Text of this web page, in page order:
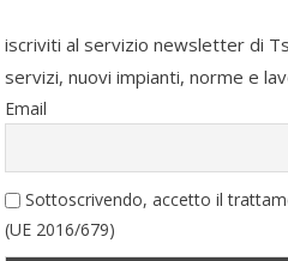
iscriviti al servizio newsletter di
servizi, nuovi impianti, norme e
Email
Sottoscrivendo, accetto il
(UE 2016/679)